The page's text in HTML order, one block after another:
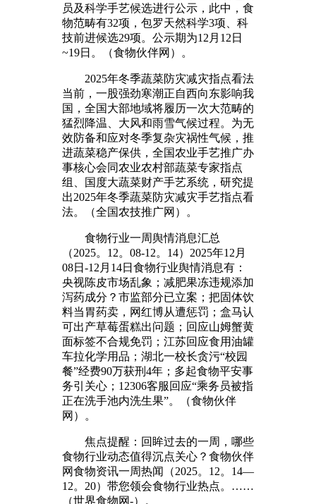
员及科学手艺候选进行公示，此中，食
物范畴有32项，包罗天然科学3项、科
技前进候选29项。公示期为12月12日
~19日。（食物伙伴网）。
2025年冬季蔬菜防灾减灾指点看法
当前，一股强劲寒潮正自西向东影响我
国，全国大部地域将履历一次大范畴的
猛烈降温、大风和雨雪气候过程。为无
效防备和应对冬季复杂灾祸性气候，推
进蔬菜稳产保供，全国农业手艺推广办
事核心会同农业农村部蔬菜专家指点
组、国度大蔬菜财产手艺系统，研究提
出2025年冬季蔬菜防灾减灾手艺指点看
法。（全国农技推广网）。
食物行业一周舆情消息汇总
（2025。12。08-12。14）2025年12月
08日-12月14日食物行业舆情消息有：
央视陈皮市场乱象；减肥果冻违规添加
泻药成分？市监部分已立案；把固体饮
料当胃药卖，网红博从遭惩罚；盒马认
可出产草莓蛋糕出问题；回应山姆蟹黄
面标签不合规免罚；江苏回应食用油罐
车拉化学用品；湖北一校长贪污“校园
餐”经费90万获刑4年；多起食物平安事
务引关心；12306客服回应“乘务员被指
正在洗手池内洗生果”。（食物伙伴
网）。
焦点提醒：回眸过去的一周，哪些
食物行业动态值得沉点关心？食物伙伴
网食物资讯一周热闻（2025。12。14—
12。20）带您领会食物行业热点。……
（世界食物网-）。